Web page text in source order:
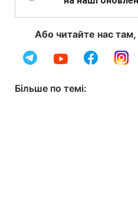
Або читайте нас
Більше по темі: